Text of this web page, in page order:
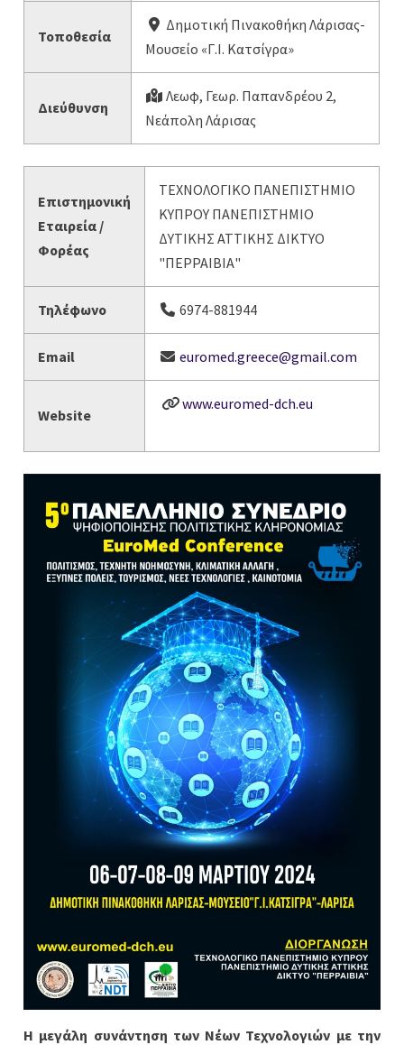
Τοποθεσία
Δημοτική Πινακοθήκη Λάρισας-
Μουσείο «Γ.Ι. Κατσίγρα»
Διεύθυνση
Λεωφ, Γεωρ. Παπανδρέου 2,
Νεάπολη Λάρισας
Επιστημονική
Εταιρεία /
Φορέας
ΤΕΧΝΟΛΟΓΙΚΟ ΠΑΝΕΠΙΣΤΗΜΙΟ
ΚΥΠΡΟΥ ΠΑΝΕΠΙΣΤΗΜΙΟ
ΔΥΤΙΚΗΣ ΑΤΤΙΚΗΣ ΔΙΚΤΥΟ
"ΠΕΡΡΑΙΒΙΑ"
Τηλέφωνο 6974-881944
Email euromed.greece@gmail.com
Website
www.euromed-dch.eu
Η μεγάλη συνάντηση των Νέων Τεχνολογιών με την